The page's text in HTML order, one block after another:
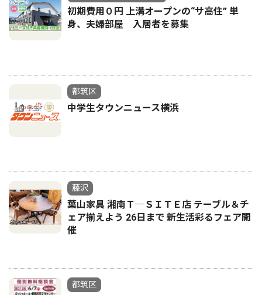
初期費用０円 上溝オープンの“サ高住” 単
身、夫婦部屋 入居者を募集
都筑区
中学生タウンニュース横浜
藤沢
葉山家具 湘南Ｔ─ＳＩＴＥ店 テーブル＆チ
ェア揃えよう 26日まで 新生活彩るフェア開
催
都筑区